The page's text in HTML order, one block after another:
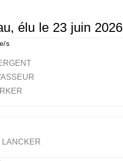
élu le 23 juin 2026
s
LANCKER